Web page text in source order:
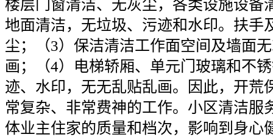
楼层门窗清洁、无灰尘，各类设施设备
地面清洁，无垃圾、污迹和水印。扶手
尘；（3）保洁清洁工作面空间及墙面
画；（4）电梯轿厢、单元门玻璃和不
迹、水印，无无乱贴乱画。因此，开荒
常复杂、非常费神的工作。小区清洁服
体业主住家的质量和档次，影响到身心